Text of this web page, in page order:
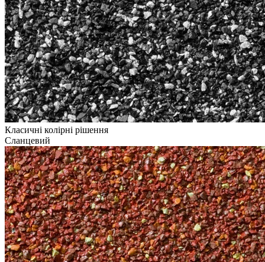
Класичні колірні рішення
Сланцевий